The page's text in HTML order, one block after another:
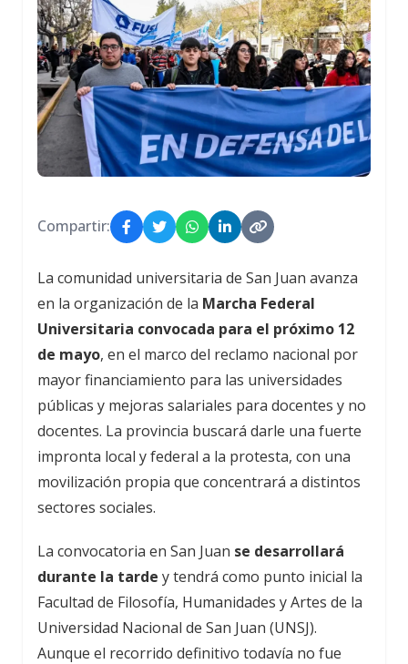
Compartir:
La comunidad universitaria de San Juan avanza
en la organización de la Marcha Federal
Universitaria convocada para el próximo 12
de mayo, en el marco del reclamo nacional por
mayor financiamiento para las universidades
públicas y mejoras salariales para docentes y no
docentes. La provincia buscará darle una fuerte
impronta local y federal a la protesta, con una
movilización propia que concentrará a distintos
sectores sociales.
La convocatoria en San Juan se desarrollará
durante la tarde y tendrá como punto inicial la
Facultad de Filosofía, Humanidades y Artes de la
Universidad Nacional de San Juan (UNSJ).
Aunque el recorrido definitivo todavía no fue